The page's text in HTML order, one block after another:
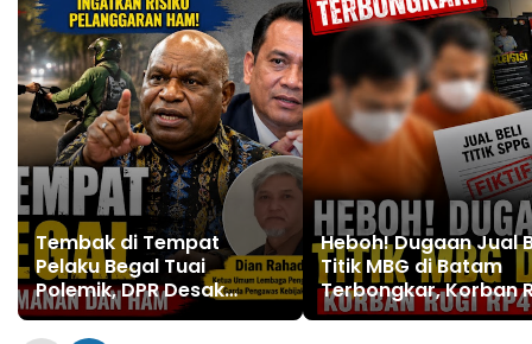
Tembak di Tempat
Pelaku Begal Tuai
Polemik, DPR Desak
Tindakan Tegas,
Kementerian HAM
Heboh! Dugaan Jual
Titik MBG di Batam
Terbongkar, Korban
Rp400 Juta